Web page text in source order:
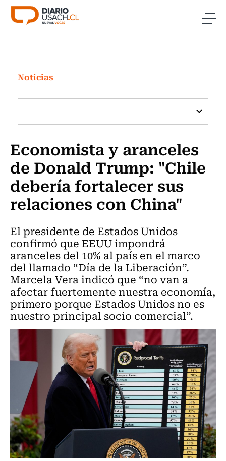
Click acá para ir directamente al contenido
Investigación
Cultura
Programas Radio y TV Usach
Noticias
Economista y aranceles
de Donald Trump: "Chile
debería fortalecer sus
relaciones con China"
El presidente de Estados Unidos
confirmó que EEUU impondrá
aranceles del 10% al país en el marco
del llamado “Día de la Liberación”.
Marcela Vera indicó que “no van a
afectar fuertemente nuestra economía,
primero porque Estados Unidos no es
nuestro principal socio comercial”.